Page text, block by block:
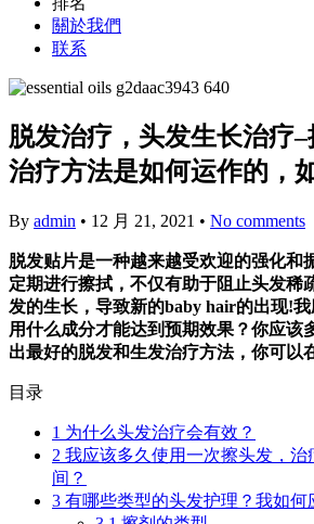
關於我們
联系
脱发治疗，头发生长治疗–
治疗方法是如何运作的，
By admin • 12 月 21, 2021 • No comments
脱发贴片是一种越来越受欢迎的强化和
定期进行擦拭，不仅有助于阻止头发稀
发的生长，导致新的baby hair的出现!
用什么成分才能达到预期效果？你应该
出最好的脱发和生发治疗方法，你可以
目录
1 为什么头发治疗会有效？
2 我应该多久使用一次擦头发，治
间？
3 有哪些类型的头发护理？我如何